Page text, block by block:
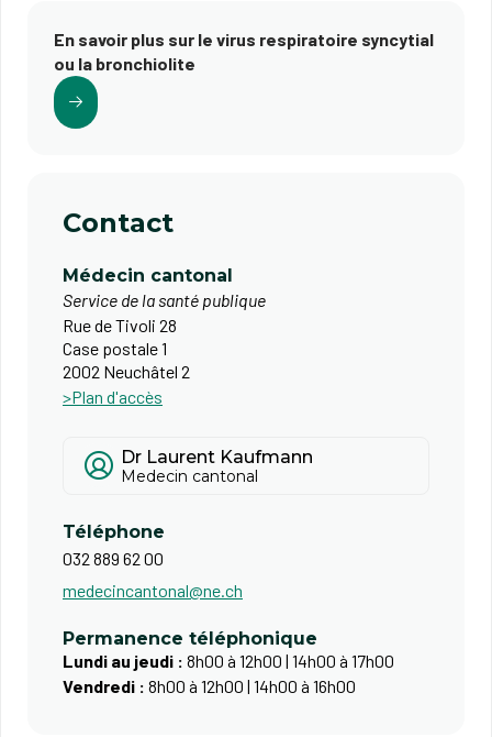
En savoir plus sur le virus respiratoire syncytial
ou la bronchiolite
Contact
Médecin cantonal
Service de la santé publique
Rue de Tivoli 28
Case postale 1
2002 Neuchâtel 2
>Plan d'accès
Dr Laurent Kaufmann
Medecin cantonal
Téléphone
032 889 62 00
medecincantonal@ne.ch
Permanence téléphonique
Lundi au jeudi : 8h00 à 12h00 | 14h00 à 17h00
Vendredi : 8h00 à 12h00 | 14h00 à 16h00